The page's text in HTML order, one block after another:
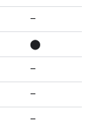
–
⬤
–
–
–